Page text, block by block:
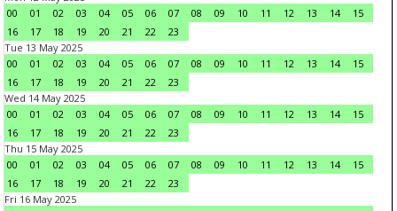
00
01 02 03 04 05 06 07 08 09 10 11 12 13 14
15
16
17 18 19 20 21 22
23
Tue 13 May 2025
00
01 02 03 04 05 06 07 08 09 10 11 12 13 14
15
16
17 18 19 20 21 22
23
Wed 14 May 2025
00
01 02 03 04 05 06 07 08 09 10 11 12 13 14
15
16
17 18 19 20 21 22
23
Thu 15 May 2025
00
01 02 03 04 05 06 07 08 09 10 11 12 13 14
15
16
17 18 19 20 21 22
23
Fri 16 May 2025